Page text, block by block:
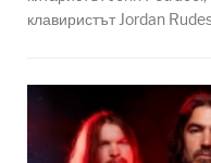
клавиристът Jordan